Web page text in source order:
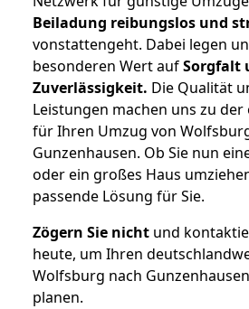
Beiladung reibungslos und
vonstattengeht. Dabei legen
besonderen Wert aufSorgfalt
Zuverlässigkeit. Die Qualität
Leistungen machen uns zu
für Ihren Umzug von
Gunzenhausen. Ob Sie nun
oder ein großes Haus
passende Lösung für Sie.
Zögern Sie nicht und
heute, um Ihren
Wolfsburg nach
planen.